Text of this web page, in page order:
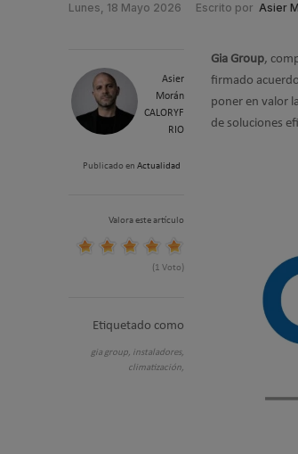
Lunes, 18 Mayo 2026 Escrito por Asier
Asier
Morán
CALORYF
RIO
Publicado en Actualidad
Valora este artículo
(1 Voto)
Etiquetado como
gia group, instaladores,
climatización,
Gia Group,
firmado
poner en valor
de soluciones